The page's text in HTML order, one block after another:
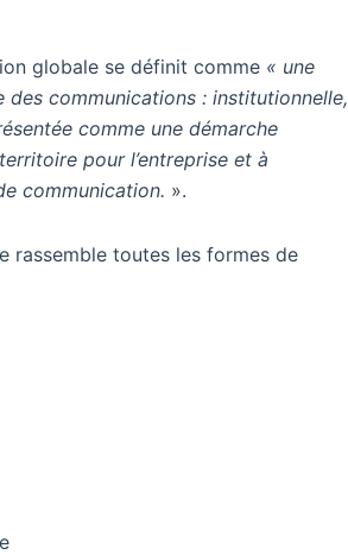
globale se définit comme « une
des communications : institutionnelle,
comme une démarche
pour l’entreprise et à
communication. ».
rassemble toutes les formes de